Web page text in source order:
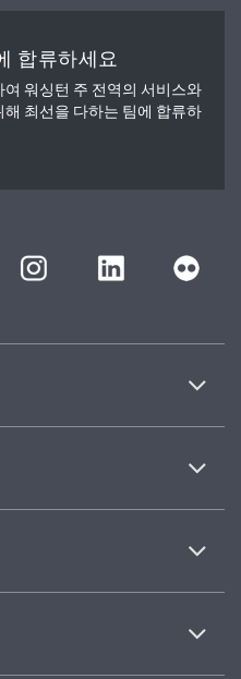
합류하세요
여 워싱턴 주 전역의 서비스와
해 최선을 다하는 팀에 합류하